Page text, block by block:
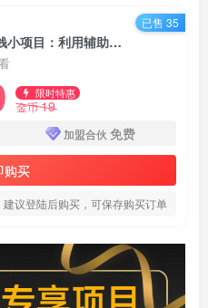
（585期）分享个实实在在赚钱小项目：利用辅助刷聚享游-快乐赚-轻松日赚20+（可拓展）
限时特惠
金币19
加盟合伙 免费
购买
议登陆后购买，可保存购买订单
已售 35